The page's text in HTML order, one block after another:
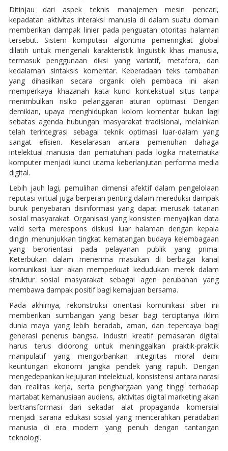
Ditinjau dari aspek teknis manajemen mesin pencari,
kepadatan aktivitas interaksi manusia di dalam suatu domain
memberikan dampak linier pada penguatan otoritas halaman
tersebut. Sistem komputasi algoritma pemeringkat global
dilatih untuk mengenali karakteristik linguistik khas manusia,
termasuk penggunaan diksi yang variatif, metafora, dan
kedalaman sintaksis komentar. Keberadaan teks tambahan
yang dihasilkan secara organik oleh pembaca ini akan
memperkaya khazanah kata kunci kontekstual situs tanpa
menimbulkan risiko pelanggaran aturan optimasi. Dengan
demikian, upaya menghidupkan kolom komentar bukan lagi
sebatas agenda hubungan masyarakat tradisional, melainkan
telah terintegrasi sebagai teknik optimasi luar-dalam yang
sangat efisien. Keselarasan antara pemenuhan dahaga
intelektual manusia dan pematuhan pada logika matematika
komputer menjadi kunci utama keberlanjutan performa media
digital.
Lebih jauh lagi, pemulihan dimensi afektif dalam pengelolaan
reputasi virtual juga berperan penting dalam mereduksi dampak
buruk penyebaran disinformasi yang dapat merusak tatanan
sosial masyarakat. Organisasi yang konsisten menyajikan data
valid serta merespons diskusi luar halaman dengan kepala
dingin menunjukkan tingkat kematangan budaya kelembagaan
yang berorientasi pada pelayanan publik yang prima.
Keterbukan dalam menerima masukan di berbagai kanal
komunikasi luar akan memperkuat kedudukan merek dalam
struktur sosial masyarakat sebagai agen perubahan yang
membawa dampak positif bagi kemajuan bersama.
Pada akhirnya, rekonstruksi orientasi komunikasi siber ini
memberikan sumbangan yang besar bagi terciptanya iklim
dunia maya yang lebih beradab, aman, dan tepercaya bagi
generasi penerus bangsa. Industri kreatif pemasaran digital
harus terus didorong untuk meninggalkan praktik-praktik
manipulatif yang mengorbankan integritas moral demi
keuntungan ekonomi jangka pendek yang rapuh. Dengan
mengedepankan kejujuran intelektual, konsistensi antara narasi
dan realitas kerja, serta penghargaan yang tinggi terhadap
martabat kemanusiaan audiens, aktivitas digital marketing akan
bertransformasi dari sekadar alat propaganda komersial
menjadi sarana edukasi sosial yang mencerahkan peradaban
manusia di era modern yang penuh dengan tantangan
teknologi.